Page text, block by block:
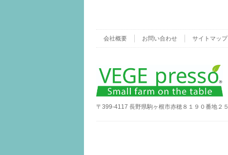
会社概要 お問い合わせ サイトマップ
〒399-4117 長野県駒ヶ根市赤穂８１９０番地２５